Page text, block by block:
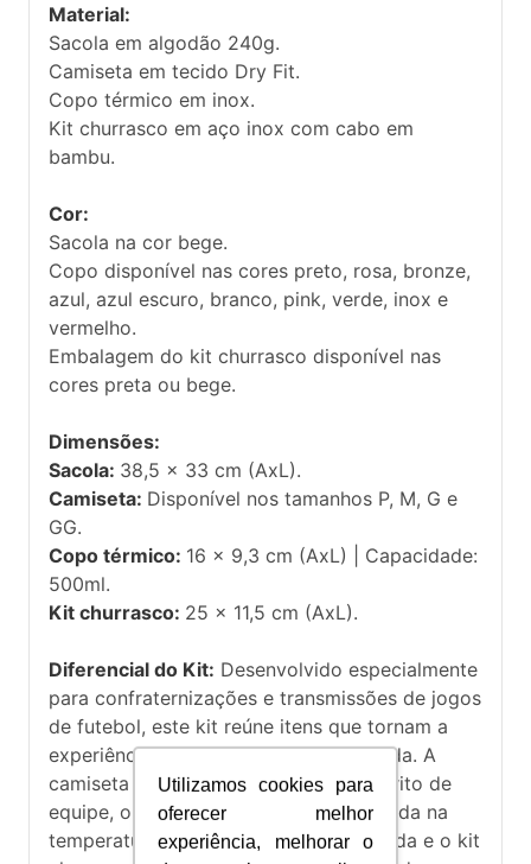
Utilizamos cookies para
oferecer melhor
experiência, melhorar o
Material:
Sacola em algodão 240g.
Camiseta em tecido Dry Fit.
Copo térmico em inox.
Kit churrasco em aço inox com cabo em
bambu.
Cor:
Sacola na cor bege.
Copo disponível nas cores preto, rosa, bronze,
azul, azul escuro, branco, pink, verde, inox e
vermelho.
Embalagem do kit churrasco disponível nas
cores preta ou bege.
Dimensões:
Sacola: 38,5 x 33 cm (AxL).
Camiseta: Disponível nos tamanhos P, M, G e
GG.
Copo térmico: 16 x 9,3 cm (AxL) | Capacidade:
500ml.
Kit churrasco: 25 x 11,5 cm (AxL).
Diferencial do Kit: Desenvolvido especialmente
para confraternizações e transmissões de jogos
de futebol, este kit reúne itens que tornam a
experiência mais confortável e divertida. A
camiseta personalizada reforça o espírito de
equipe, o copo térmico mantém a bebida na
temperatura ideal durante toda a partida e o kit